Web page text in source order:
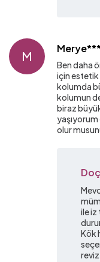
M
Ben daha
için estetik
kolumda
kolumun
biraz
olur
ile iz
Kök